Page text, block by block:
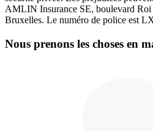
AMLIN Insurance SE, boulevard
Bruxelles. Le numéro de police est
Nous prenons les choses en